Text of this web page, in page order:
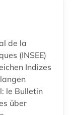
de la
(INSEE)
Indizes
le Bulletin
über